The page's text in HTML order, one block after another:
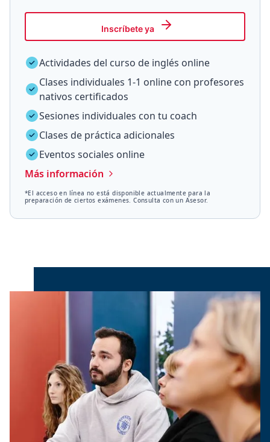
Inscríbete ya
Actividades del curso de inglés online
Clases individuales 1-1 online con profesores
nativos certificados
Sesiones individuales con tu coach
Clases de práctica adicionales
Eventos sociales online
Más información
*El acceso en línea no está disponible actualmente para la
preparación de ciertos exámenes. Consulta con un Asesor.